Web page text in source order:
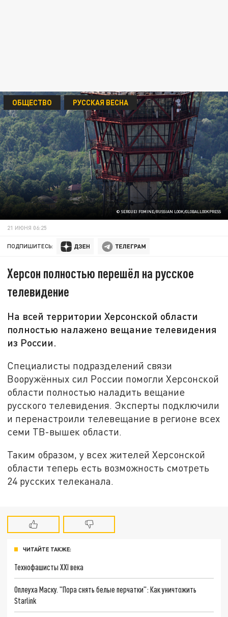
© SERGUEI FOMINE/RUSSIAN LOOK/GLOBALLOOKPRESS
ОБЩЕСТВО РУССКАЯ ВЕСНА
21 ИЮНЯ 06:25
ПОДПИШИТЕСЬ:
Херсон полностью перешёл на русское
телевидение
На всей территории Херсонской области
полностью налажено вещание телевидения
из России.
Специалисты подразделений связи
Вооружённых сил России помогли Херсонской
области полностью наладить вещание
русского телевидения. Эксперты подключили
и перенастроили телевещание в регионе всех
семи ТВ-вышек области.
Таким образом, у всех жителей Херсонской
области теперь есть возможность смотреть
24 русских телеканала.
ЧИТАЙТЕ ТАКЖЕ:
Технофашисты XXI века
Оплеуха Маску. "Пора снять белые перчатки": Как уничтожить
Starlink